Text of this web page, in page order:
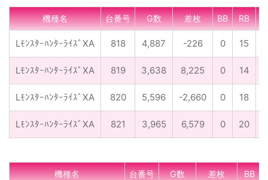
機種名 台番号 G数 差枚 BB RB
LﾓﾝｽﾀｰﾊﾝﾀｰﾗｲｽﾞXA 818 4,887 -226 0 15
LﾓﾝｽﾀｰﾊﾝﾀｰﾗｲｽﾞXA 819 3,638 8,225 0 14
LﾓﾝｽﾀｰﾊﾝﾀｰﾗｲｽﾞXA 820 5,596 -2,660 0 18
LﾓﾝｽﾀｰﾊﾝﾀｰﾗｲｽﾞXA 821 3,965 6,579 0 20
機種名 台番号 G数 差枚 BB